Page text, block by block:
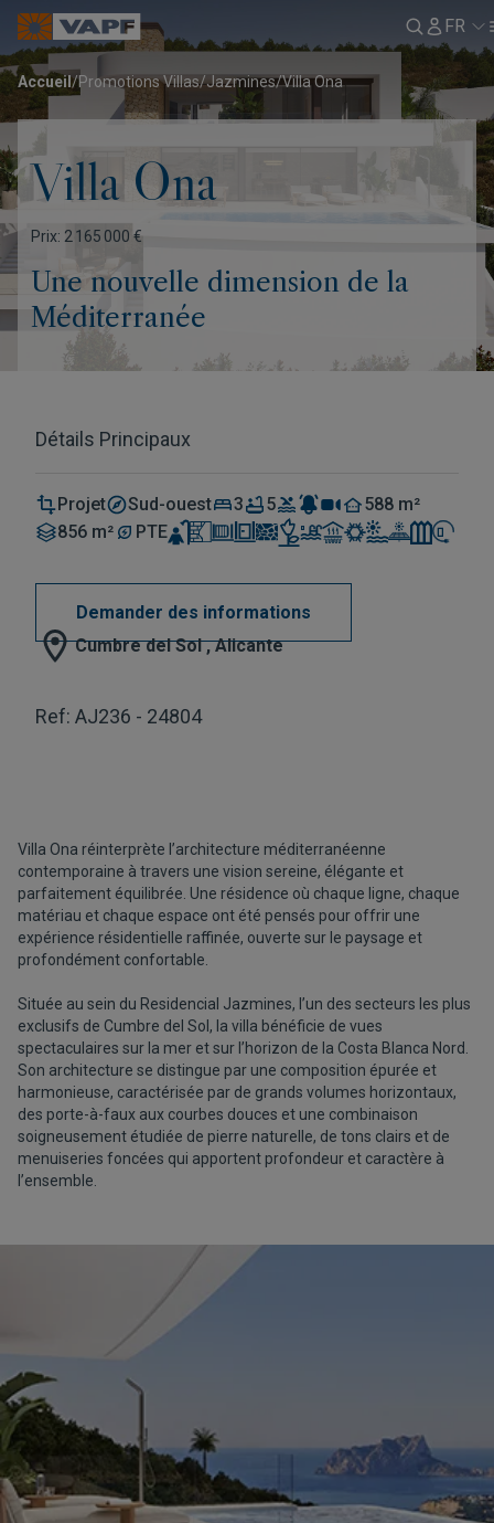
FR
Accueil/Promotions Villas/Jazmines/Villa Ona
Villa Ona
Prix: 2 165 000 €
Une nouvelle dimension de la
Méditerranée
Détails Principaux
Projet Sud-ouest 3 5
588 m²
856 m²
PTE
Demander des informations
Cumbre del Sol , Alicante
Ref: AJ236 - 24804
Villa Ona réinterprète l’architecture méditerranéenne
contemporaine à travers une vision sereine, élégante et
parfaitement équilibrée. Une résidence où chaque ligne, chaque
matériau et chaque espace ont été pensés pour offrir une
expérience résidentielle raffinée, ouverte sur le paysage et
profondément confortable.
Située au sein du Residencial Jazmines, l’un des secteurs les plus
exclusifs de Cumbre del Sol, la villa bénéficie de vues
spectaculaires sur la mer et sur l’horizon de la Costa Blanca Nord.
Son architecture se distingue par une composition épurée et
harmonieuse, caractérisée par de grands volumes horizontaux,
des porte-à-faux aux courbes douces et une combinaison
soigneusement étudiée de pierre naturelle, de tons clairs et de
menuiseries foncées qui apportent profondeur et caractère à
l’ensemble.